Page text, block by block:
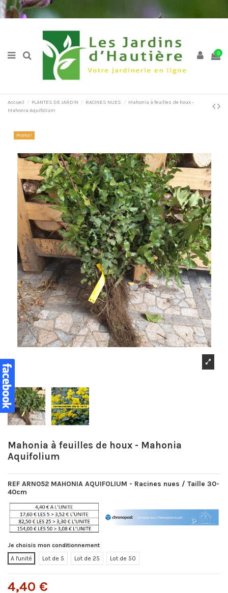
0
Accueil PLANTES DE JARDIN RACINES NUES
Mahonia à feuilles de houx -
Mahonia Aquifolium
Promo !
Mahonia à feuilles de houx - Mahonia
Aquifolium
REF ARN052 MAHONIA AQUIFOLIUM - Racines nues / Taille 30-
40cm
Je choisis mon conditionnement
A l'unité
Lot de 5 Lot de 25 Lot de 50
4,40 €